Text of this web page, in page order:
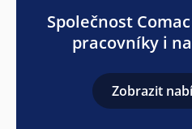
Společnost
pracovníky i
Zobrazit